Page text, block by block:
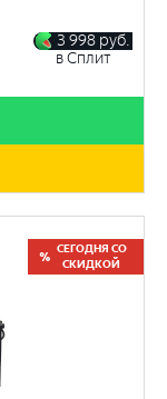
3 998 руб.
в Сплит
СЕГОДНЯ СО
СКИДКОЙ